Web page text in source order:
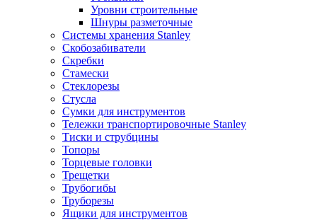
Уровни строительные
Шнуры разметочные
Системы хранения Stanley
Скобозабиватели
Скребки
Стамески
Стеклорезы
Стусла
Сумки для инструментов
Тележки транспортировочные Stanley
Тиски и струбцины
Топоры
Торцевые головки
Трещетки
Трубогибы
Труборезы
Ящики для инструментов